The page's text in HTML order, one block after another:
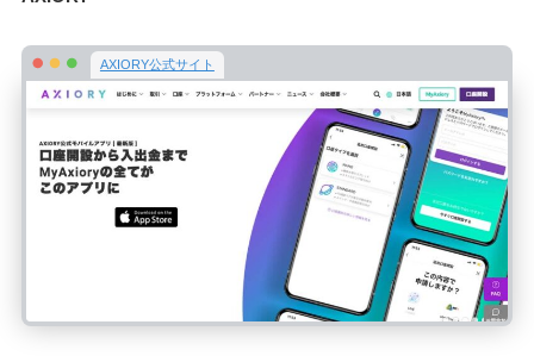
AXIORY公式サイト